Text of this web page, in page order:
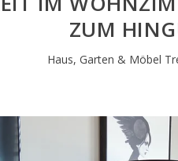
ZUM
Haus, Garten & Möbel